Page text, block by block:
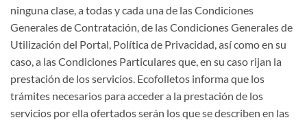
ninguna clase, a todas y cada una de las Condiciones
Generales de Contratación, de las Condiciones Generales de
Utilización del Portal, Política de Privacidad, así como en su
caso, a las Condiciones Particulares que, en su caso rijan la
prestación de los servicios. Ecofolletos informa que los
trámites necesarios para acceder a la prestación de los
servicios por ella ofertados serán los que se describen en las